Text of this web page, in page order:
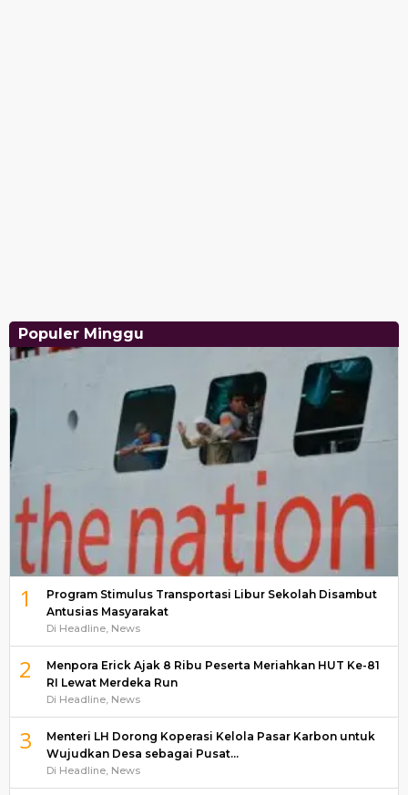
Populer Minggu
1
Program Stimulus Transportasi Libur Sekolah Disambut
Antusias Masyarakat
Di Headline, News
2
Menpora Erick Ajak 8 Ribu Peserta Meriahkan HUT Ke-81
RI Lewat Merdeka Run
Di Headline, News
3
Menteri LH Dorong Koperasi Kelola Pasar Karbon untuk
Wujudkan Desa sebagai Pusat…
Di Headline, News